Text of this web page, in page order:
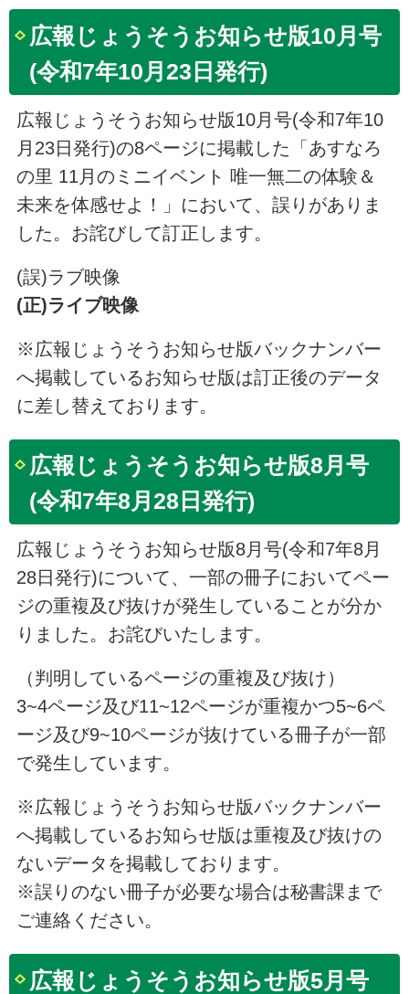
広報じょうそうお知らせ版10月号
(令和7年10月23日発行)
広報じょうそうお知らせ版10月号(令和7年10
月23日発行)の8ページに掲載した「あすなろ
の里 11月のミニイベント 唯一無二の体験＆
未来を体感せよ！」において、誤りがありま
した。お詫びして訂正します。
(誤)ラブ映像
(正)ライブ映像
※広報じょうそうお知らせ版バックナンバー
へ掲載しているお知らせ版は訂正後のデータ
に差し替えております。
広報じょうそうお知らせ版8月号
(令和7年8月28日発行)
広報じょうそうお知らせ版8月号(令和7年8月
28日発行)について、一部の冊子においてペー
ジの重複及び抜けが発生していることが分か
りました。お詫びいたします。
（判明しているページの重複及び抜け）
3~4ページ及び11~12ページが重複かつ5~6ペ
ージ及び9~10ページが抜けている冊子が一部
で発生しています。
※広報じょうそうお知らせ版バックナンバー
へ掲載しているお知らせ版は重複及び抜けの
ないデータを掲載しております。
※誤りのない冊子が必要な場合は秘書課まで
ご連絡ください。
広報じょうそうお知らせ版5月号